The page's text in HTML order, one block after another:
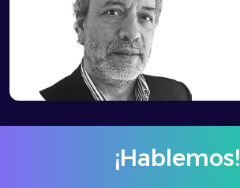
¡Hablemos!